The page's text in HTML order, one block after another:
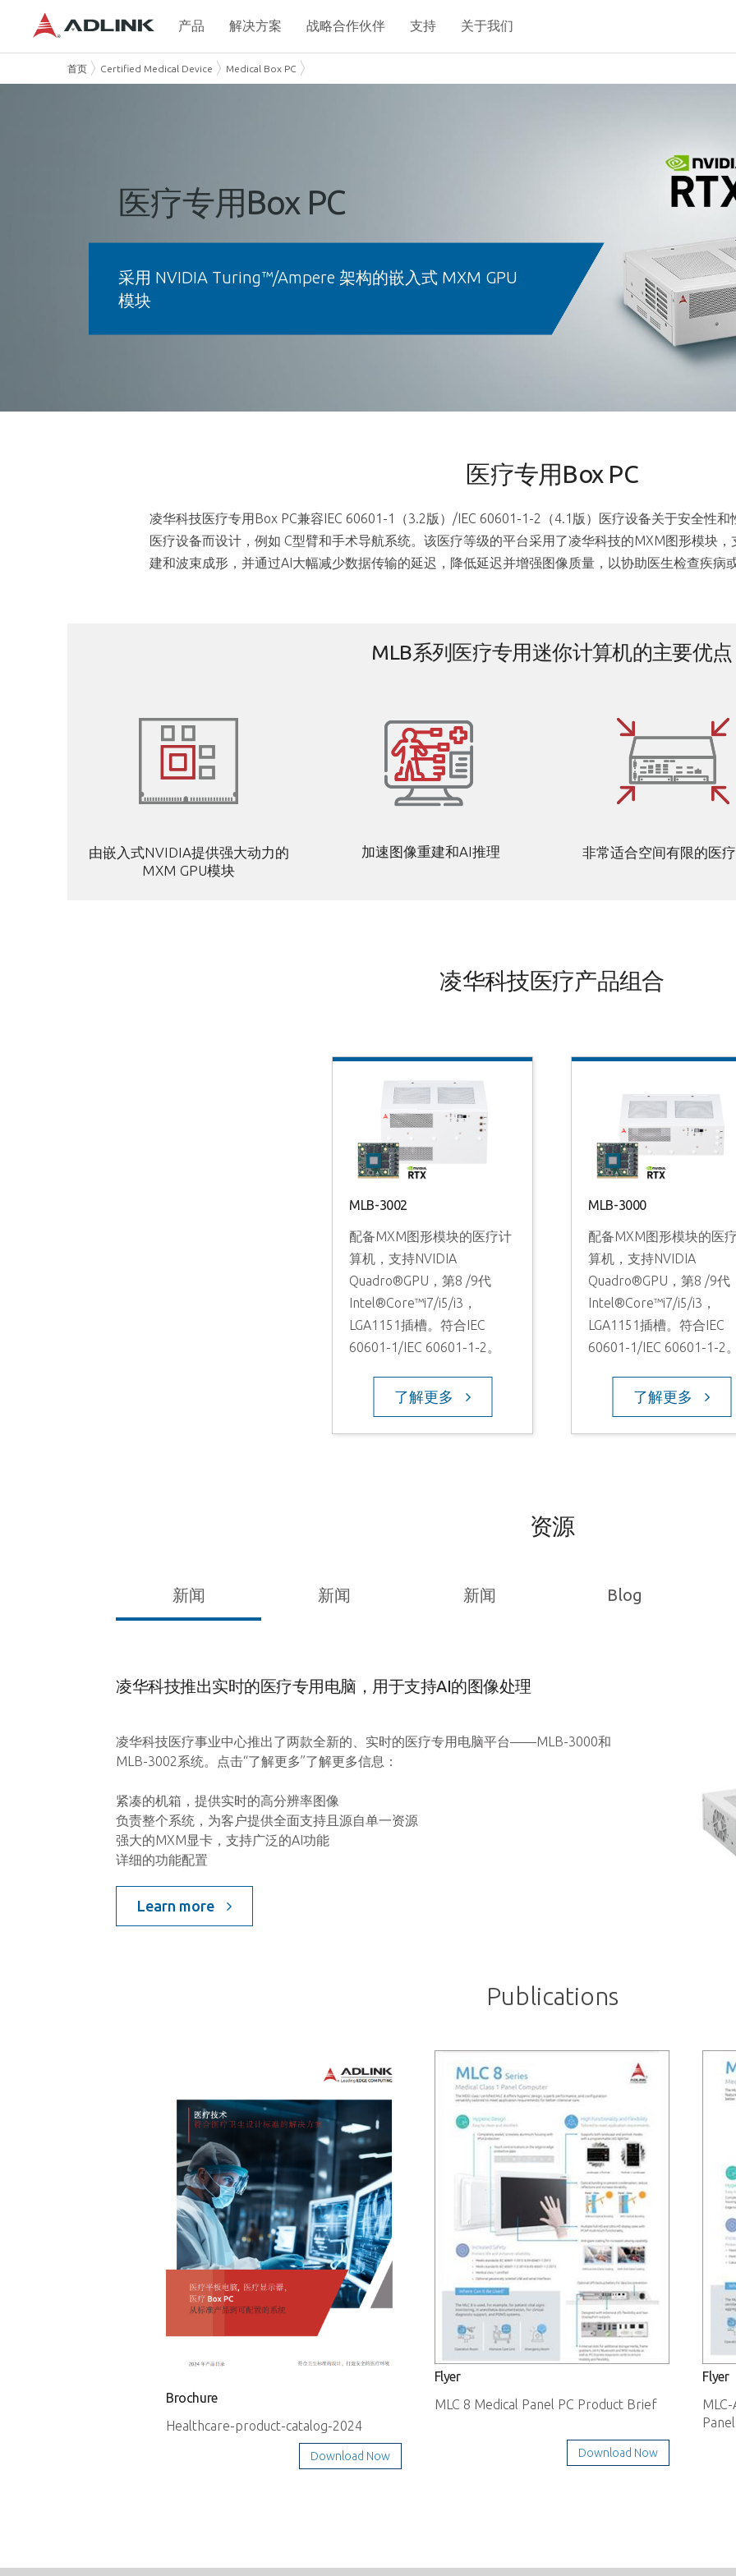
产品 解决方案 战略合作伙伴 支持 关于我们
首页 Certified Medical Device Medical Box PC
医疗专用Box PC
采用 NVIDIA Turing™/Ampere 架构的嵌入式 MXM GPU
模块
医疗专用Box PC
凌华科技医疗专用Box PC兼容IEC 60601-1（3.2版）/IEC 60601-1-2（4.1版）医疗设备关于安全性
医疗设备而设计，例如 C型臂和手术导航系统。该医疗等级的平台采用了凌华科技的MXM图形模块，
建和波束成形，并通过AI大幅减少数据传输的延迟，降低延迟并增强图像质量，以协助医生检查疾病
MLB系列医疗专用迷你计算机的主要优点
由嵌入式NVIDIA提供强大动力的
MXM GPU模块
加速图像重建和AI推理 非常适合空间有限的医
凌华科技医疗产品组合
MLB-3002
配备MXM图形模块的医疗计
算机，支持NVIDIA
Quadro®GPU，第8 /9代
Intel®Core™i7/i5/i3，
LGA1151插槽。符合IEC
60601-1/IEC 60601-1-2。
了解更多
MLB-3000
配备MXM图形模块的医
算机，支持NVIDIA
Quadro®GPU，第8 /9代
Intel®Core™i7/i5/i3，
LGA1151插槽。符合IEC
60601-1/IEC 60601-1-2
了解更多
资源
新闻 新闻 新闻 Blog
凌华科技推出实时的医疗专用电脑，用于支持AI的图像处理
凌华科技医疗事业中心推出了两款全新的、实时的医疗专用电脑平台——MLB-3000和
MLB-3002系统。点击“了解更多”了解更多信息：
紧凑的机箱，提供实时的高分辨率图像
负责整个系统，为客户提供全面支持且源自单一资源
强大的MXM显卡，支持广泛的AI功能
详细的功能配置
Learn more
Publications
Brochure
Healthcare-product-catalog-2024
Download Now
Flyer
MLC 8 Medical Panel PC Product Brief
Download Now
Flyer